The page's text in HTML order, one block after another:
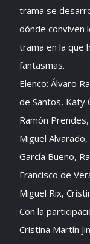
trama se
dónde conviven
trama en la que
fantasmas.
Elenco: Álvaro
de Santos, Katy
Ramón
Miguel
García Bueno,
Francisco de
Miguel Rix,
Con la
Cristina Martín